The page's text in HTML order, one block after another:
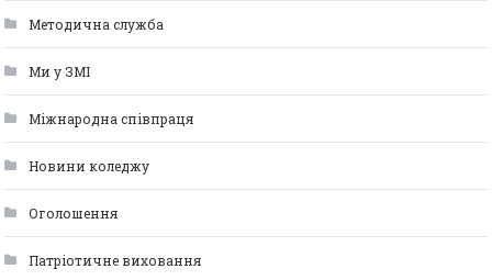
Методична служба
Ми у ЗМІ
Міжнародна співпраця
Новини коледжу
Оголошення
Патріотичне виховання